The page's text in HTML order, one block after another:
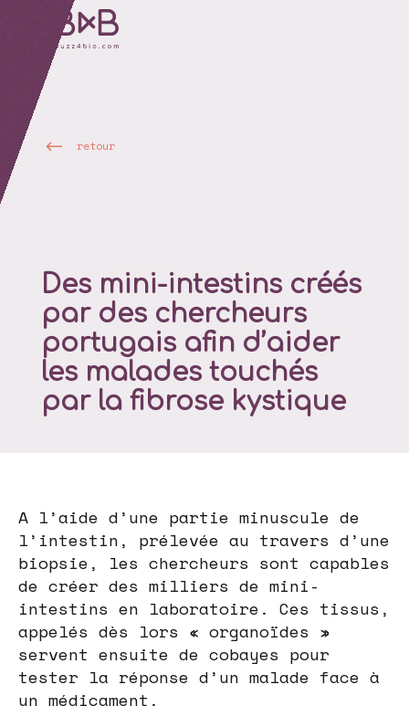
retour
Des mini-intestins créés
par des chercheurs
portugais afin d’aider
les malades touchés
par la fibrose kystique
A l’aide d’une partie minuscule de
l’intestin, prélevée au travers d’une
biopsie, les chercheurs sont capables
de créer des milliers de mini-
intestins en laboratoire. Ces tissus,
appelés dès lors « organoïdes »
servent ensuite de cobayes pour
tester la réponse d’un malade face à
un médicament.